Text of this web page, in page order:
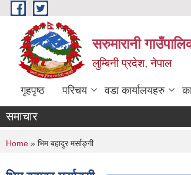
Skip to main content
सरुमारानी
लुम्बिनी प्रदेश, नेपाल
गृहपृष्ठ परिचय वडा कार्यालयहरु
समाचार
You are here
Home » भिम बहादुर मर्साङ्गी